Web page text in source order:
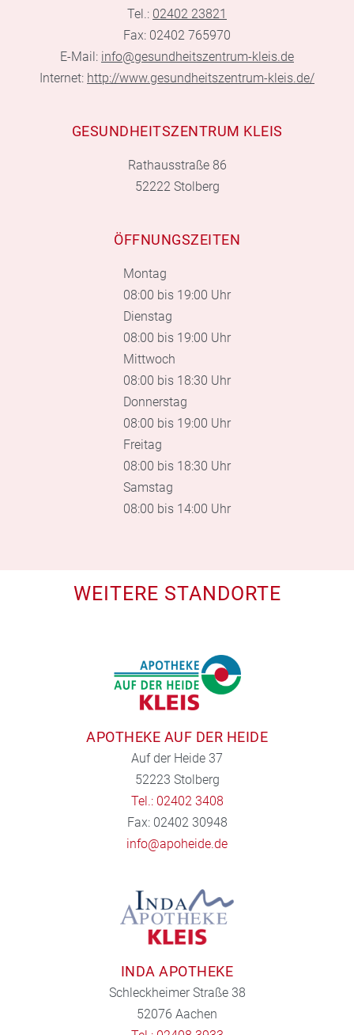
Tel.: 02402 23821
Fax: 02402 765970
E-Mail: info@gesundheitszentrum-kleis.de
Internet: http://www.gesundheitszentrum-kleis.de/
GESUNDHEITSZENTRUM KLEIS
Rathausstraße 86
52222 Stolberg
ÖFFNUNGSZEITEN
Montag
08:00 bis 19:00 Uhr
Dienstag
08:00 bis 19:00 Uhr
Mittwoch
08:00 bis 18:30 Uhr
Donnerstag
08:00 bis 19:00 Uhr
Freitag
08:00 bis 18:30 Uhr
Samstag
08:00 bis 14:00 Uhr
WEITERE STANDORTE
APOTHEKE AUF DER HEIDE
Auf der Heide 37
52223 Stolberg
Tel.: 02402 3408
Fax: 02402 30948
info@apoheide.de
INDA APOTHEKE
Schleckheimer Straße 38
52076 Aachen